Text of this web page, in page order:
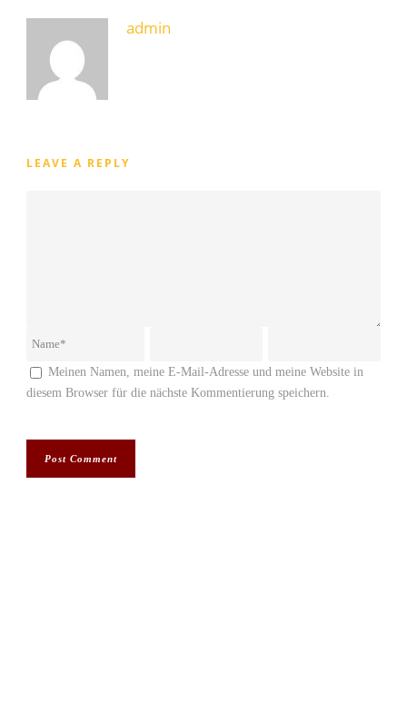
admin
LEAVE A REPLY
Meinen Namen, meine E-Mail-Adresse und meine Website in
diesem Browser für die nächste Kommentierung speichern.